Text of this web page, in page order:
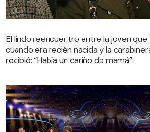
cuando era recién nacida y la
recibió: “Había un cariño de mamá”:
El lindo reencuentro entre la joven
cuando era recién nacida y la
recibió: “Había un cariño de mamá”: